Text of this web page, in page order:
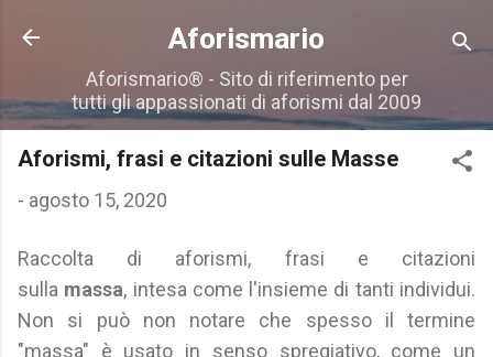
Passa ai contenuti principali
Aforismario
Aforismario® - Sito di riferimento per
tutti gli appassionati di aforismi dal 2009
Aforismi, frasi e citazioni sulle Masse
- agosto 15, 2020
Raccolta di aforismi, frasi e citazioni
sulla massa, intesa come l'insieme di tanti individui.
Non si può non notare che spesso il termine
"massa" è usato in senso spregiativo, come un